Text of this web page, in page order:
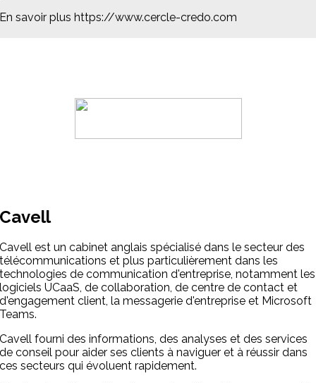
savoir plus https://www.cercle-credo.com
est un cabinet anglais spécialisé dans le secteur des
et plus particulièrement dans les
de communication d'entreprise, notamment les
UCaaS, de collaboration, de centre de contact et
client, la messagerie d'entreprise et Microsoft
fourni des informations, des analyses et des services
conseil pour aider ses clients à naviguer et à réussir dans
secteurs qui évoluent rapidement.